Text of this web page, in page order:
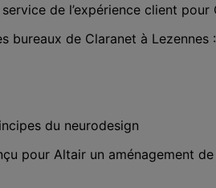
de l’expérience client pour
bureaux de Claranet à
du neurodesign
pour Altair un aménagement